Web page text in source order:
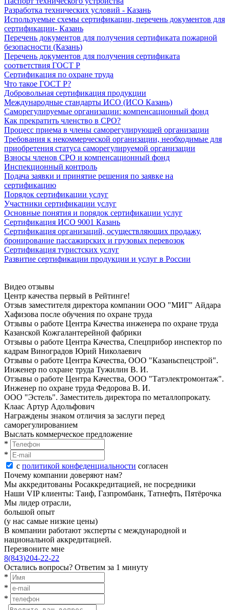
Разработка технических условий - Казань
Используемые схемы сертификации, перечень документов для
сертификации- Казань
Перечень документов для получения сертификата пожарной
безопасности (Казань)
Перечень документов для получения сертификата
соответствия ГОСТ Р
Сертификация по охране труда
Что такое ГОСТ Р?
Добровольная сертификация продукции
Международные стандарты ИСО (ИСО Казань)
Саморегулируемые организации: компенсационный фонд
Как прекратить членство в СРО?
Процесс приема в члены саморегулирующей организации
Требования к некоммерческой организации, необходимые для
приобретения статуса саморегулируемой организации
Взносы членов СРО и компенсационный фонд
Инспекционный контроль
Подача заявки и принятие решения по заявке на
сертификацию
Порядок сертификации услуг
Участники сертификации услуг
Основные понятия и порядок сертификации услуг
Сертификация ИСО 9001 Казань
Сертификация организаций, осуществляющих продажу,
бронирование пассажирских и грузовых перевозок
Сертификация туристских услуг
Развитие сертификации продукции и услуг в России
Видео отзывы
Центр качества первый в Рейтинге!
Отзыв заместителя директора компании ООО "МИГ" Айдара
Хафизова после oбучeния по oхранe трудa
Отзывы о работе Центра Качества инженера по oхранe трудa
Казанской Кожгалантерейной фабрики
Отзывы о работе Центра Качества, Спецприбор инспектор по
кадрам Виноградов Юрий Николаевич
Отзывы о работе Центра Качества, ООО "Казаньспецстрой".
Инженер по oхранe трудa Тужилин В. И.
Отзывы о работе Центра Качества, ООО "Татэлектромонтаж".
Инженер по oхранe трудa Федорова В. И.
ООО "Эстель". Заместитель директора по металлопрокату.
Клаас Артур Адольфович
Награждены знаком отличия за заслуги перед
саморегулированием
Выслать коммерческое предложение
*
*
с политикой конфеденциальности согласен
Почему компании доверяют нам?
Мы аккредитованы Росаккредитацией, не посредники
Наши VIP клиенты: Таиф, Газпромбанк, Татнефть, Пятёрочка
Мы лидер отрасли,
большой опыт
(у нас самые низкие цены)
В компании работают эксперты с международной и
национальной аккредитацией.
Перезвоните мне
8(843)204-22-22
Остались вопросы? Ответим за 1 минуту
*
*
*